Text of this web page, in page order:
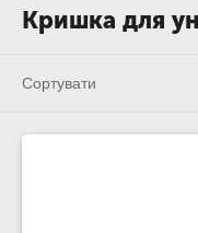
Кришка для
Сортувати